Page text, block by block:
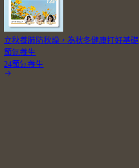
立秋養肺防秋燥，為秋冬健康打好基礎
節氣養生
24節氣養生